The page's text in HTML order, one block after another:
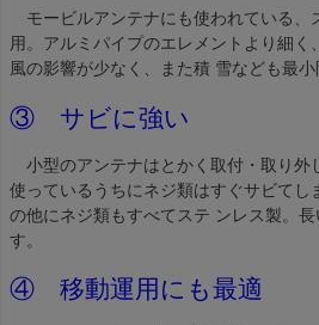
モービルアンテナにも使われている、
用。アルミパイプのエレメントより細く
風の影響が少なく、また積 雪なども最小
③ サビに強い
小型のアンテナはとかく取付・取り外
使っているうちにネジ類はすぐサビてし
の他にネジ類もすべてステ ンレス製。
す。
④ 移動運用にも最適